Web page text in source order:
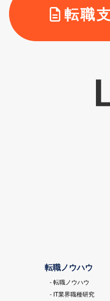
転職
転職ノウハウ
- 転職ノウハウ
- IT業界職種研究